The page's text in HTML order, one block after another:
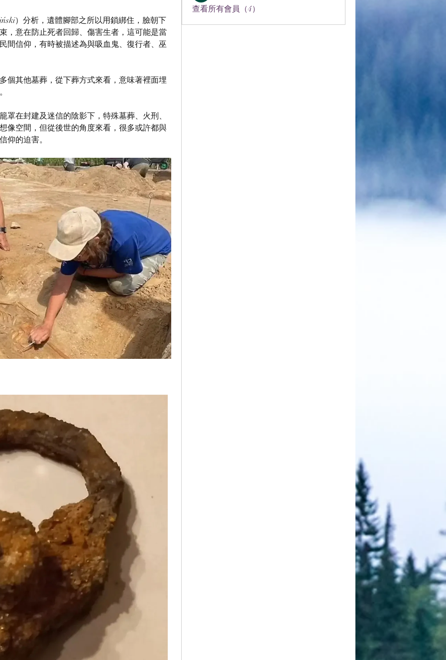
）分析，遺體腳部之所以用鎖綁住，臉朝下
，意在防止死者回歸、傷害生者，這可能是當
間信仰，有時被描述為與吸血鬼、復行者、巫
個其他墓葬，從下葬方式來看，意味著裡面埋
罩在封建及迷信的陰影下，特殊墓葬、火刑、
像空間，但從後世的角度來看，很多或許都與
仰的迫害。
查看所有會員（4）